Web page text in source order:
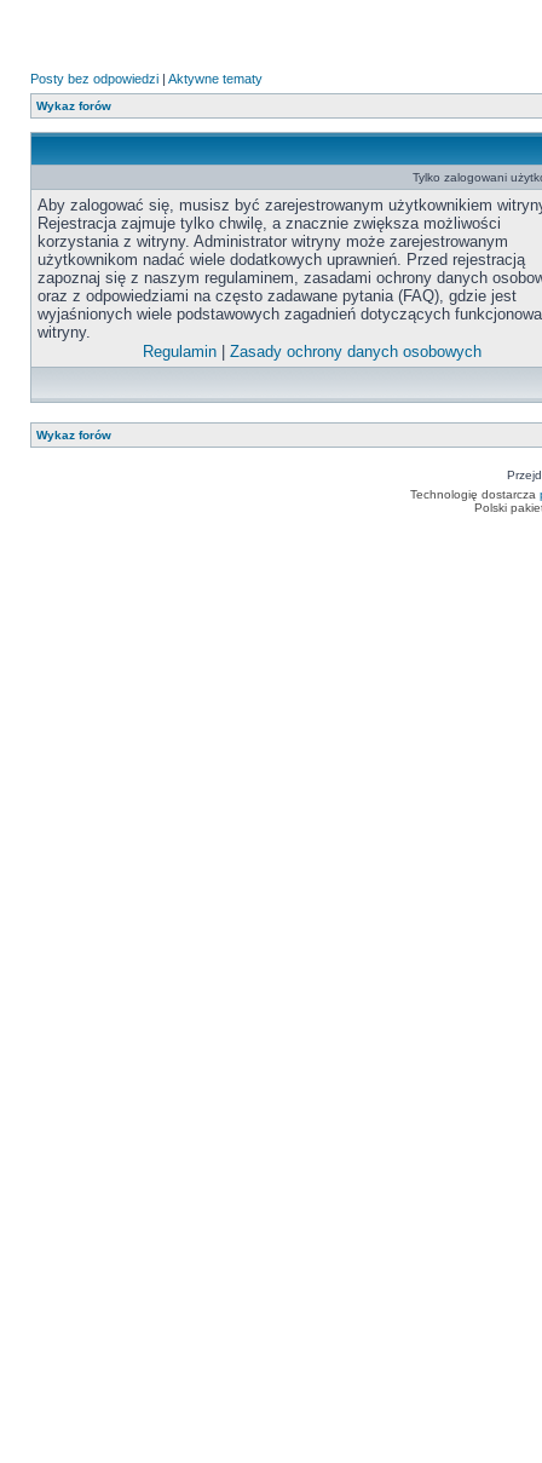
Posty bez odpowiedzi | Aktywne tematy
Wykaz forów
Tylko zalogowani
Aby zalogować się, musisz być zarejestrowanym użytkownikiem
Rejestracja zajmuje tylko chwilę, a znacznie zwiększa możliwości
korzystania z witryny. Administrator witryny może zarejestrowanym
użytkownikom nadać wiele dodatkowych uprawnień. Przed rejestracją
zapoznaj się z naszym regulaminem, zasadami ochrony danych
oraz z odpowiedziami na często zadawane pytania (FAQ), gdzie jest
wyjaśnionych wiele podstawowych zagadnień dotyczących
witryny.
Regulamin| Zasady ochrony danych osobowych
Wykaz forów
Technologię dostarcza
Polski